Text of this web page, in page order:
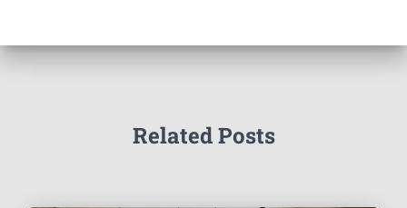
Related Posts